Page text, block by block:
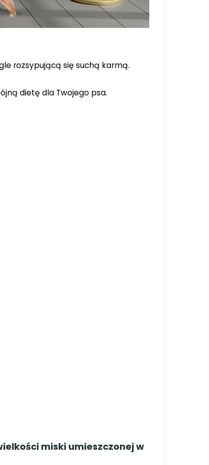
rozsypującą się suchą karmą.
dietę dla Twojego psa.
miski umieszczonej w